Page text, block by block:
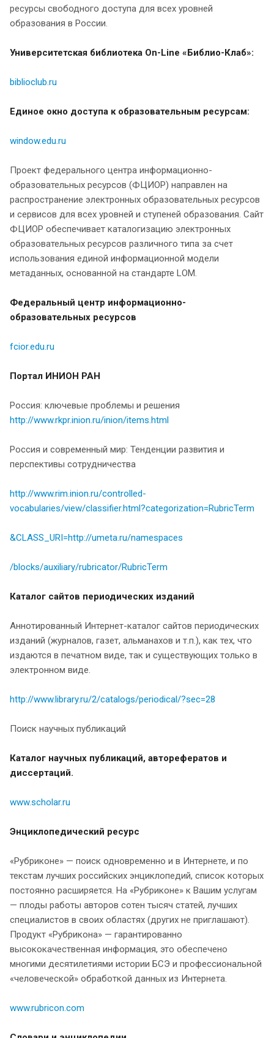
ресурсы свободного доступа для всех уровней
образования в России.
Университетская библиотека On-Line «Библио-Клаб»:
biblioclub.ru
Единое окно доступа к образовательным ресурсам:
window.edu.ru
Проект федерального центра информационно-
образовательных ресурсов (ФЦИОР) направлен на
распространение электронных образовательных ресурсов
и сервисов для всех уровней и ступеней образования. Сайт
ФЦИОР обеспечивает каталогизацию электронных
образовательных ресурсов различного типа за счет
использования единой информационной модели
метаданных, основанной на стандарте LOM.
Федеральный центр информационно-
образовательных ресурсов
fcior.edu.ru
Портал ИНИОН РАН
Россия: ключевые проблемы и решения
http://www.rkpr.inion.ru/inion/items.html
Россия и современный мир: Тенденции развития и
перспективы сотрудничества
http://www.rim.inion.ru/controlled-
vocabularies/view/classifier.html?categorization=RubricTerm
&CLASS_URI=http://umeta.ru/namespaces
/blocks/auxiliary/rubricator/RubricTerm
Каталог сайтов периодических изданий
Аннотированный Интернет-каталог сайтов периодических
изданий (журналов, газет, альманахов и т.п.), как тех, что
издаются в печатном виде, так и существующих только в
электронном виде.
http://www.library.ru/2/catalogs/periodical/?sec=28
Поиск научных публикаций
Каталог научных публикаций, авторефератов и
диссертаций.
www.scholar.ru
Энциклопедический ресурс
«Рубриконе» — поиск одновременно и в Интернете, и по
текстам лучших российских энциклопедий, список которых
постоянно расширяется. На «Рубриконе» к Вашим услугам
— плоды работы авторов сотен тысяч статей, лучших
специалистов в своих областях (других не приглашают).
Продукт «Рубрикона» — гарантированно
высококачественная информация, это обеспечено
многими десятилетиями истории БСЭ и профессиональной
«человеческой» обработкой данных из Интернета.
www.rubricon.com